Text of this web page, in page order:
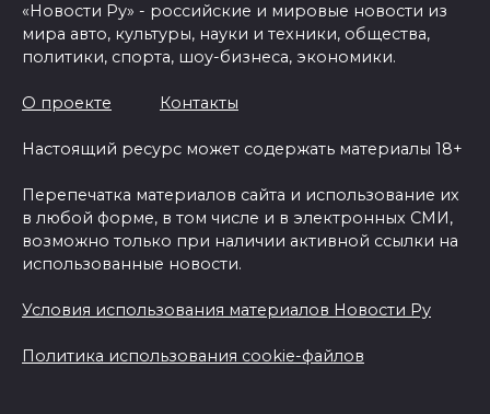
«Новости Ру» - российские и мировые новости из
мира авто, культуры, науки и техники, общества,
политики, спорта, шоу-бизнеса, экономики.
О проекте Контакты
Настоящий ресурс может содержать материалы 18+
Перепечатка материалов сайта и использование их
в любой форме, в том числе и в электронных СМИ,
возможно только при наличии активной ссылки на
использованные новости.
Условия использования материалов Новости Ру
Политика использования cookie-файлов